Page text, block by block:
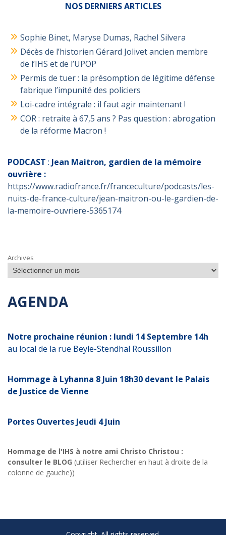
NOS DERNIERS ARTICLES
Sophie Binet, Maryse Dumas, Rachel Silvera
Décès de l’historien Gérard Jolivet ancien membre
de l’IHS et de l’UPOP
Permis de tuer : la présomption de légitime défense
fabrique l’impunité des policiers
Loi-cadre intégrale : il faut agir maintenant !
COR : retraite à 67,5 ans ? Pas question : abrogation
de la réforme Macron !
PODCAST : Jean Maitron, gardien de la mémoire
ouvrière :
https://www.radiofrance.fr/franceculture/podcasts/les-
nuits-de-france-culture/jean-maitron-ou-le-gardien-de-
la-memoire-ouvriere-5365174
Archives
AGENDA
Notre prochaine réunion : lundi 14 Septembre 14h
au local de la rue Beyle-Stendhal Roussillon
Hommage à Lyhanna 8 Juin 18h30 devant le Palais
de Justice de Vienne
Portes Ouvertes Jeudi 4 Juin
Hommage de l'IHS à notre ami Christo Christou :
consulter le BLOG (utiliser Rechercher en haut à droite de la
colonne de gauche))